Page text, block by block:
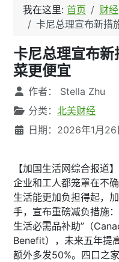
我在这里: 首页
财经
卡尼总理宣布新措
卡尼总理宣布
菜更便宜
文章信息
作者： Stella Zhu
分类： 北美财经
日期：2026年1月26
【加国生活网综合报道
企业和工人都笼罩在不
生活能更加负担得起，
手，宣布重磅减负措施
生活必需品补助”（
Benefit），未来五年提
额外多发50%。四口之